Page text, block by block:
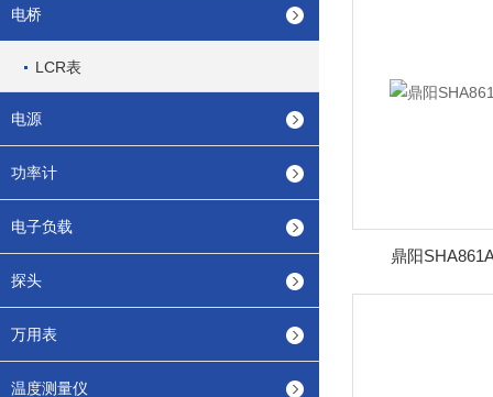
电桥
LCR表
电源
功率计
电子负载
探头
万用表
温度测量仪
鼎阳